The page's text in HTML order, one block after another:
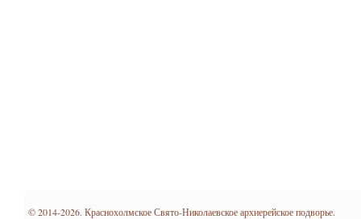
© 2014-2026. Краснохолмское Свято-Николаевское архиерейское подворье.